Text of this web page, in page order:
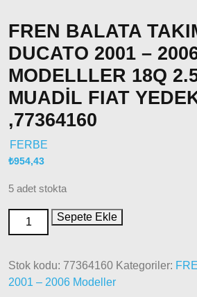
2010 –
2014
Modeller
Doblo
2015 –
Modeller
2022
ve Üstü
Doğan
– Şahin –
Fiat
Ducato
FREN BALATA
DUCATO 2001 –
MODELLLER 18Q
MUADİL FIAT
,77364160
FERBE
₺954,43
5 adet stokta
Sepete Ekle
Stok kodu: 77364160 Kategoriler:
2001 – 2006 Modeller